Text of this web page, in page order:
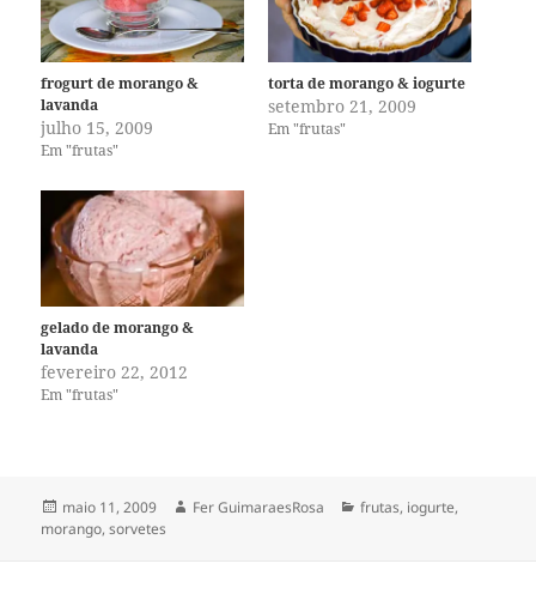
frogurt de morango &
lavanda
julho 15, 2009
Em "frutas"
torta de morango & iogurte
setembro 21, 2009
Em "frutas"
gelado de morango &
lavanda
fevereiro 22, 2012
Em "frutas"
Publicado
em
maio 11, 2009 Autor
Fer GuimaraesRosa Categorias
frutas, iogurte,
morango,sorvetes